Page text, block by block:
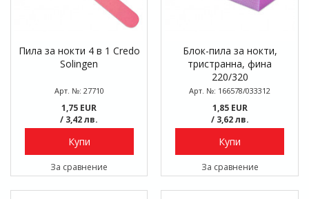
Пила за нокти 4 в 1 Credo
Solingen
Арт. №: 27710
1,75 EUR
/ 3,42 лв.
Купи
За сравнение
Блок-пила за нокти,
тристранна, фина
220/320
Арт. №: 166578/033312
1,85 EUR
/ 3,62 лв.
Купи
За сравнение